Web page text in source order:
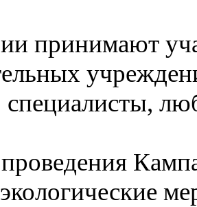
принимают
специалисты,